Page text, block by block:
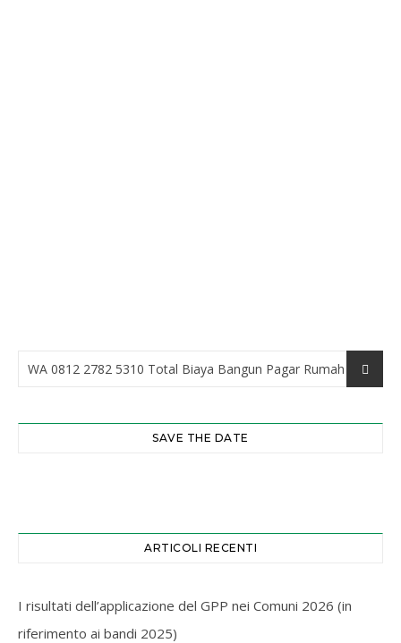
SAVE THE DATE
ARTICOLI RECENTI
I risultati dell’applicazione del GPP nei Comuni 2026 (in
riferimento ai bandi 2025)